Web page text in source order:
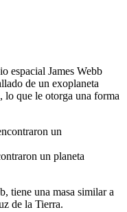
espacial James Webb
de un exoplaneta
lo que le otorga una forma
un planeta
tiene una masa similar a
de la Tierra.